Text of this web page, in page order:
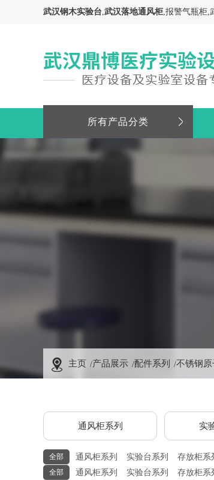
武汉钢木实验台,武汉落地通风柜,报警气瓶柜,
所有产品分类
主页 产品展示 配件系列 不锈钢原
通风柜系列 实
全部 通风柜系列 实验台系列 存放柜系
全部 通风柜系列 实验台系列 存放柜系